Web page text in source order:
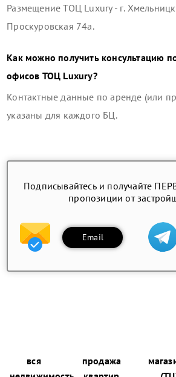
РазмещениеТОЦ Luxury- г.
Проскуровская 74а.
Как можно получить консультацию
офисов ТОЦ Luxury?
Контактные данные по аренде (или
указаны для каждого БЦ.
Подписывайтесь и получайте
пропозиции от
Email
вся
продажа